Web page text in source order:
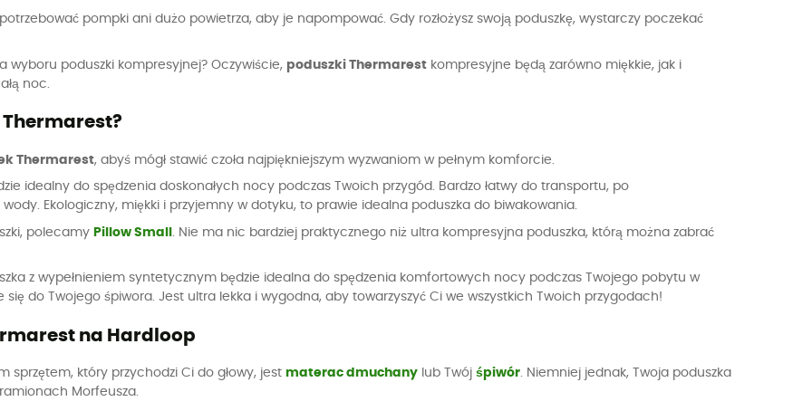
pompki ani dużo powietrza, aby je napompować. Gdy rozłożysz swoją poduszkę, wystarczy poczekać
wyboru poduszki kompresyjnej? Oczywiście, poduszki Thermarest kompresyjne będą zarówno miękkie, jak i
noc.
Thermarest, abyś mógł stawić czoła najpiękniejszym wyzwaniom w pełnym komforcie.
idealny do spędzenia doskonałych nocy podczas Twoich przygód. Bardzo łatwy do transportu, po
Ekologiczny, miękki i przyjemny w dotyku, to prawie idealna poduszka do biwakowania.
polecamy Pillow Small . Nie ma nic bardziej praktycznego niż ultra kompresyjna poduszka, którą można zabrać
z wypełnieniem syntetycznym będzie idealna do spędzenia komfortowych nocy podczas Twojego pobytu w
się do Twojego śpiwora. Jest ultra lekka i wygodna, aby towarzyszyć Ci we wszystkich Twoich przygodach!
na Hardloop
sprzętem, który przychodzi Ci do głowy, jest materac dmuchany lub Twój śpiwór. Niemniej jednak, Twoja poduszka
Morfeusza.